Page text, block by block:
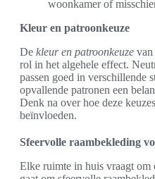
woonkamer of
Kleur en patroonkeuze
De kleur en patroonkeuze van
rol in het algehele effect.
passen goed in
opvallende patronen een
Denk na over hoe deze
beïnvloeden.
Sfeervolle raambekleding
Elke ruimte in huis vraagt om